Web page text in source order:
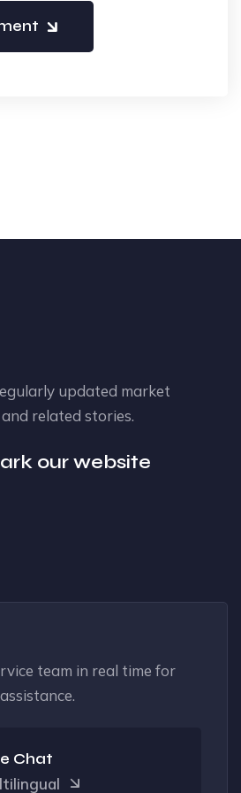
updated market
related stories.
our website
team in real time for
Chat